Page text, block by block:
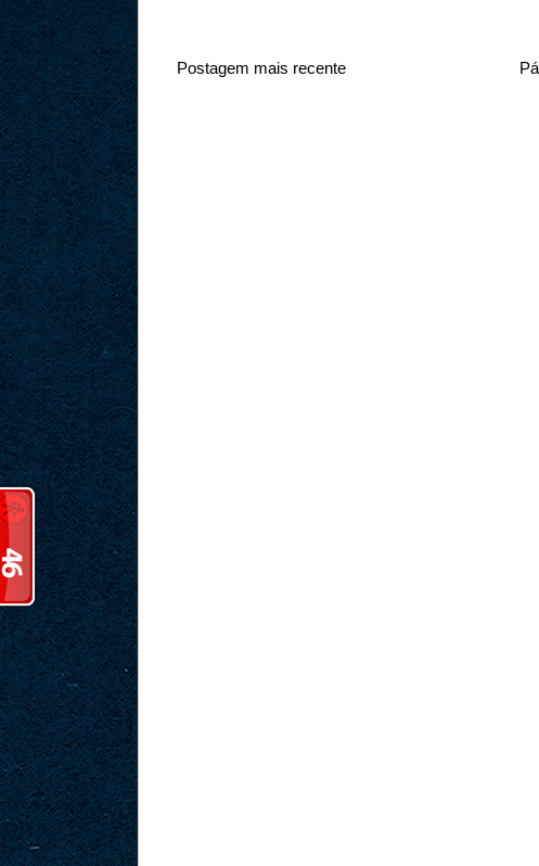
Postagem mais recente